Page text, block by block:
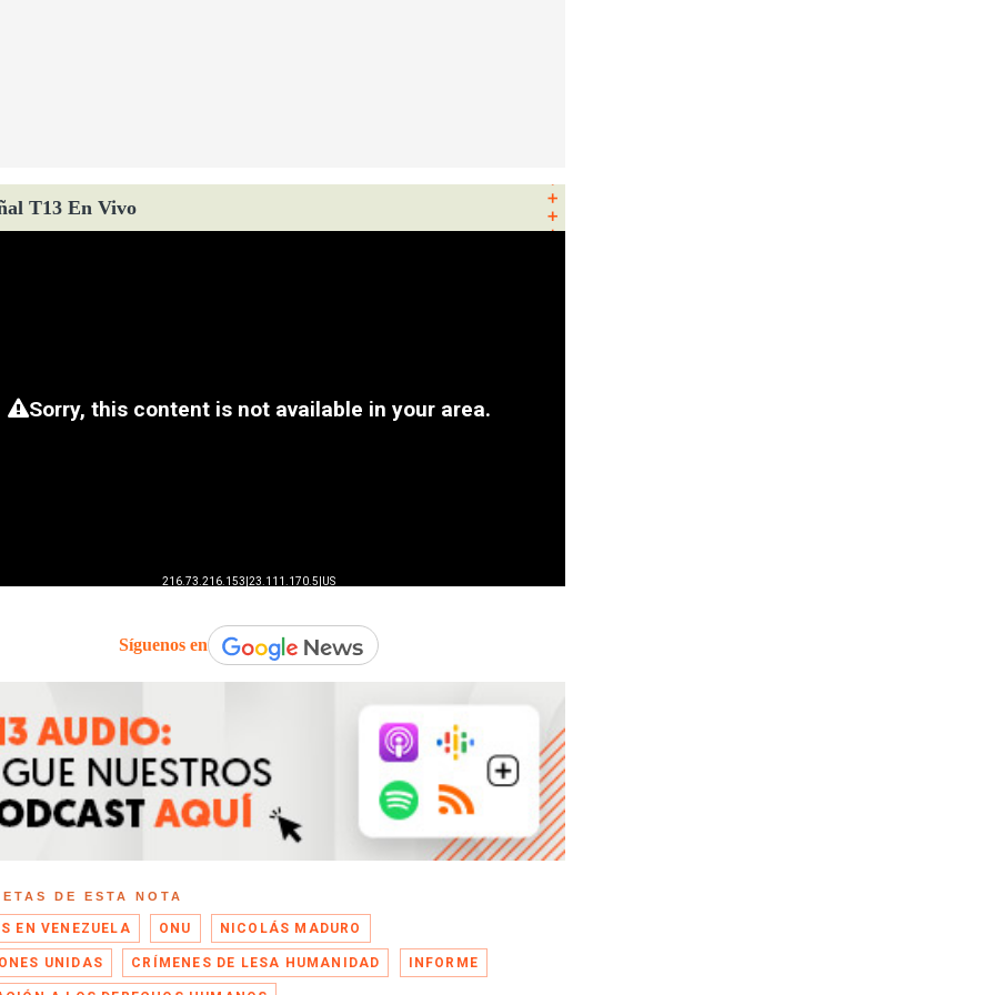
T13 En Vivo
Síguenos en
DE ESTA NOTA
EN VENEZUELA ONU NICOLÁS MADURO
UNIDAS CRÍMENES DE LESA HUMANIDAD INFORME